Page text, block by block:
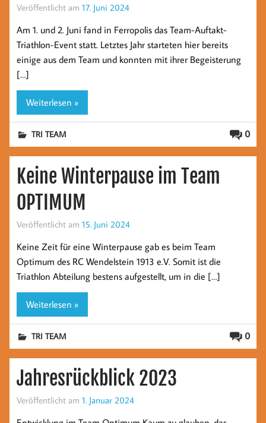
Veröffentlicht am 17. Juni 2024
Am 1. und 2. Juni fand in Ferropolis das Team-Auftakt-
Triathlon-Event statt. Letztes Jahr starteten hier bereits
einige aus dem Team und konnten mit ihrer Begeisterung
[…]
Weiterlesen »
0
TRI TEAM
Keine Winterpause im Team
OPTIMUM
Veröffentlicht am 15. Juni 2024
Keine Zeit für eine Winterpause gab es beim Team
Optimum des RC Wendelstein 1913 e.V. Somit ist die
Triathlon Abteilung bestens aufgestellt, um in die […]
Weiterlesen »
0
TRI TEAM
Jahresrückblick 2023
Veröffentlicht am 1. Januar 2024